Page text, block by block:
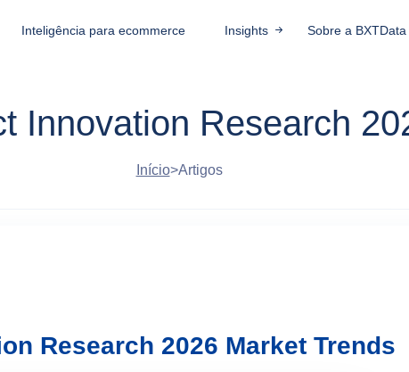
Inteligência para ecommerce Insights Sobre a BXTData
Innovation Research
Início>Artigos
Research 2026 Market Trends